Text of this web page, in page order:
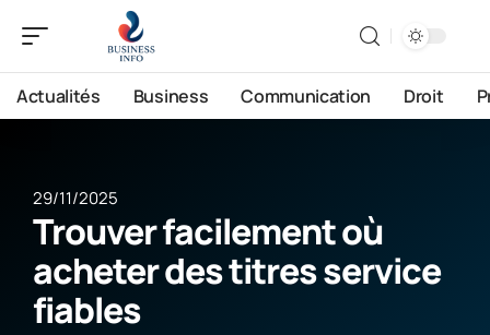
Actualités Business Communication Droit
29/11/2025
Trouver facilement où
acheter des titres service
fiables